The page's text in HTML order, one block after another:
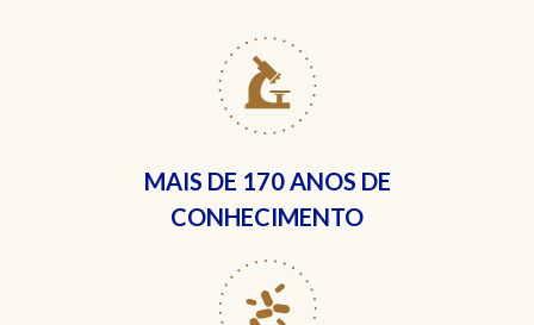
MAIS DE 170 ANOS DE
CONHECIMENTO